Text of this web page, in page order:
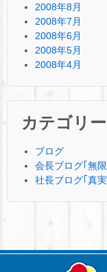
2008年8月
2008年7月
2008年6月
2008年5月
2008年4月
カテゴリー
ブログ
会長ブログ｢無
社長ブログ｢真